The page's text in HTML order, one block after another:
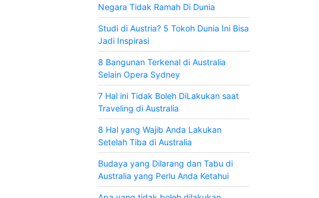
Negara Tidak Ramah Di Dunia
Studi di Austria? 5 Tokoh Dunia Ini Bisa
Jadi Inspirasi
8 Bangunan Terkenal di Australia
Selain Opera Sydney
7 Hal ini Tidak Boleh DiLakukan saat
Traveling di Australia
8 Hal yang Wajib Anda Lakukan
Setelah Tiba di Australia
Budaya yang Dilarang dan Tabu di
Australia yang Perlu Anda Ketahui